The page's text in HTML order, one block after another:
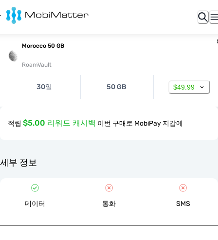
Morocco 50 GB
RoamVault
30일 50 GB $49.99
적립 $5.00 리워드 캐시백 이번 구매로 MobiPay 지갑에
세부 정보
데이터 통화 SMS